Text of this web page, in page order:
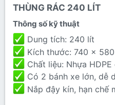
THÙNG RÁC 240 LÍT​
Thông số kỹ thuật​
Dung tích: 240 lít
Kích thước: 740 x
Chất liệu: Nhựa
Có 2 bánh xe lớn, dễ
Nắp đậy kín, hạn chế